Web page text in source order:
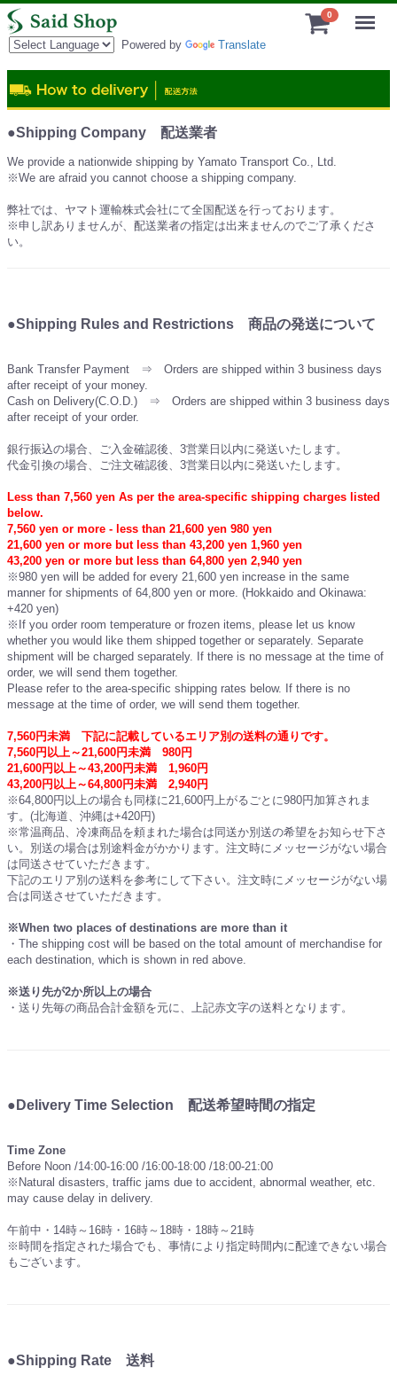
Powered by Translate
0
●Shipping Company 配送業者
We provide a nationwide shipping by Yamato Transport Co., Ltd.
※We are afraid you cannot choose a shipping company.
弊社では、ヤマト運輸株式会社にて全国配送を行っております。
※申し訳ありませんが、配送業者の指定は出来ませんのでご了承くださ
い。
●Shipping Rules and Restrictions 商品の発送について
Bank Transfer Payment ⇒ Orders are shipped within 3 business days
after receipt of your money.
Cash on Delivery(C.O.D.) ⇒ Orders are shipped within 3 business days
after receipt of your order.
銀行振込の場合、ご入金確認後、3営業日以内に発送いたします。
代金引換の場合、ご注文確認後、3営業日以内に発送いたします。
Less than 7,560 yen As per the area-specific shipping charges listed
below.
7,560 yen or more - less than 21,600 yen 980 yen
21,600 yen or more but less than 43,200 yen 1,960 yen
43,200 yen or more but less than 64,800 yen 2,940 yen
※980 yen will be added for every 21,600 yen increase in the same
manner for shipments of 64,800 yen or more. (Hokkaido and Okinawa:
+420 yen)
※If you order room temperature or frozen items, please let us know
whether you would like them shipped together or separately. Separate
shipment will be charged separately. If there is no message at the time of
order, we will send them together.
Please refer to the area-specific shipping rates below. If there is no
message at the time of order, we will send them together.
7,560円未満 下記に記載しているエリア別の送料の通りです。
7,560円以上～21,600円未満 980円
21,600円以上～43,200円未満 1,960円
43,200円以上～64,800円未満 2,940円
※64,800円以上の場合も同様に21,600円上がるごとに980円加算されま
す。(北海道、沖縄は+420円)
※常温商品、冷凍商品を頼まれた場合は同送か別送の希望をお知らせ下さ
い。別送の場合は別途料金がかかります。注文時にメッセージがない場合
は同送させていただきます。
下記のエリア別の送料を参考にして下さい。注文時にメッセージがない場
合は同送させていただきます。
※When two places of destinations are more than it
・The shipping cost will be based on the total amount of merchandise for
each destination, which is shown in red above.
※送り先が2か所以上の場合
・送り先毎の商品合計金額を元に、上記赤文字の送料となります。
●Delivery Time Selection 配送希望時間の指定
Time Zone
Before Noon /14:00-16:00 /16:00-18:00 /18:00-21:00
※Natural disasters, traffic jams due to accident, abnormal weather, etc.
may cause delay in delivery.
午前中・14時～16時・16時～18時・18時～21時
※時間を指定された場合でも、事情により指定時間内に配達できない場合
もございます。
●Shipping Rate 送料